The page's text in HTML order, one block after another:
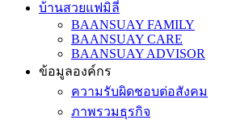
บ้านสวยแฟมิลี่
BAANSUAY FAMILY
BAANSUAY CARE
BAANSUAY ADVISOR
ข้อมูลองค์กร
ความรับผิดชอบต่อสังคม
ภาพรวมธุรกิจ